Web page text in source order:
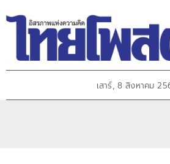
เสาร์, 8 สิงหาคม